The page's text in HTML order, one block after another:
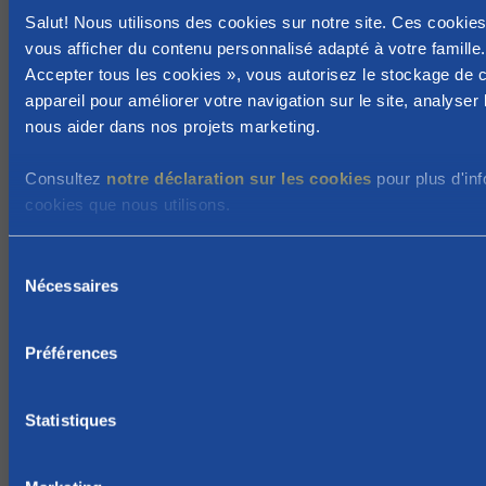
Salut! Nous utilisons des cookies sur notre site. Ces
vous afficher du contenu personnalisé adapté à votre
Accepter tous les cookies », vous autorisez le stockage de
appareil pour améliorer votre navigation sur le site, analyser
nous aider dans nos projets marketing.
Consultez notre déclaration sur les cookies pour plus
cookies que nous utilisons.
Nécessaires
Préférences
Statistiques
m
i
c
i
l
é
s
à
r
x
l